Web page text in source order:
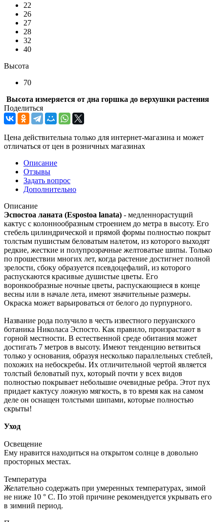
22
26
27
28
32
40
Высота
70
Высота измеряется от дна горшка до верхушки растения
Поделиться
Цена действительна только для интернет-магазина и может
отличаться от цен в розничных магазинах
Описание
Отзывы
Задать вопрос
Дополнительно
Описание
Эспостоа ланата (Espostoa lanata) - медленнорастущий
кактус с колоннообразным строением до метра в высоту. Его
стебель цилиндрической и прямой формы полностью покрыт
толстым пушистым беловатым налетом, из которого выходят
редкие, жесткие и полупрозрачные желтоватые шипы. Только
по прошествии многих лет, когда растение достигнет полной
зрелости, сбоку образуется псевдоцефалий, из которого
распускаются красивые душистые цветы. Его
воронкообразные ночные цветы, распускающиеся в конце
весны или в начале лета, имеют значительные размеры.
Окраска может варьироваться от белого до пурпурного.
Название рода получило в честь известного перуанского
ботаника Николаса Эспосто. Как правило, произрастают в
горной местности. В естественной среде обитания может
достигать 7 метров в высоту. Имеют тенденцию ветвиться
только у основания, образуя несколько параллельных стеблей,
похожих на небоскребы. Их отличительной чертой является
толстый беловатый пух, который почти у всех видов
полностью покрывает небольшие очевидные ребра. Этот пух
придает кактусу ложную мягкость, в то время как на самом
деле он оснащен толстыми шипами, которые полностью
скрыты!
Уход
Освещение
Ему нравится находиться на открытом солнце в довольно
просторных местах.
Температура
Желательно содержать при умеренных температурах, зимой
не ниже 10 ° C. По этой причине рекомендуется укрывать его
в зимний период.